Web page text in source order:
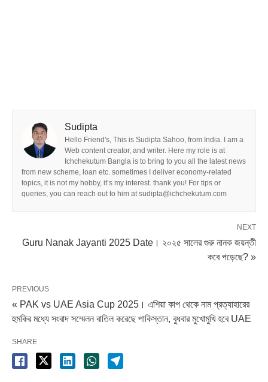
Sudipta
Hello Friend's, This is Sudipta Sahoo, from India. I am a
Web content creator, and writer. Here my role is at
Ichchekutum Bangla is to bring to you all the latest news
from new scheme, loan etc. sometimes I deliver economy-related
topics, it is not my hobby, it’s my interest. thank you! For tips or
queries, you can reach out to him at sudipta@ichchekutum.com
NEXT
Guru Nanak Jayanti 2025 Date। ২০২৫ সালের গুরু নানক জয়ন্তী
কবে পড়েছে? »
PREVIOUS
« PAK vs UAE Asia Cup 2025। এশিয়া কাপ থেকে নাম প্রত্যাহারের
হুমকির মধ্যে সংবাদ সম্মেলন বাতিল করেছে পাকিস্তান, বুধবার মুখোমুখি হবে UAE
SHARE